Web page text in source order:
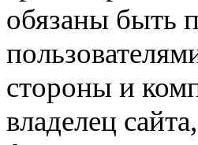
обязаны быть
стороны и
владелец